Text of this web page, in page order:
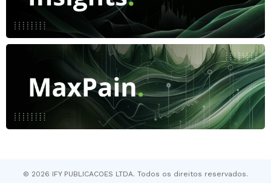
© 2026 IFY PUBLICACOES LTDA. Todos os direitos reservados.